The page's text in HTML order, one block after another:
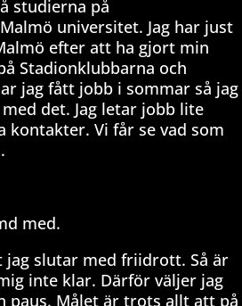
studierna på
universitet. Jag har just
efter att ha gjort min
Stadionklubbarna och
jag fått jobb i sommar så jag
det. Jag letar jobb lite
kontakter. Vi får se vad som
med.
jag slutar med friidrott. Så är
inte klar. Därför väljer jag
paus. Målet är trots allt att på